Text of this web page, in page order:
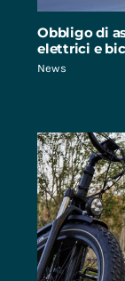
Obbligo di
elettrici e
News